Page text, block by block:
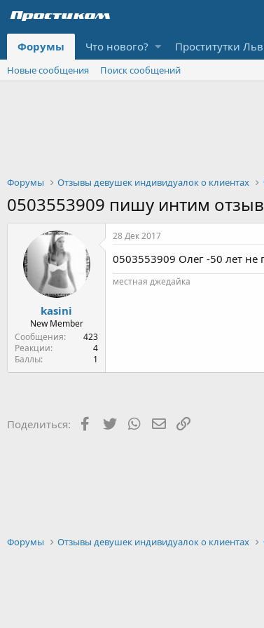
Форумы Что нового? Проститутки
Новые сообщения Поиск сообщений
Форумы Отзывы девушек индивидуалок о клиентах
0503553909 пишу интим отзыв
kasini
New Member
Сообщения
423
Реакции
4
Баллы
1
28 Дек 2017
0503553909 Олег -50 лет не
местная джедайка
Поделиться: Facebook
TwitterWhatsAppЭлектронная почта
Ссылка
Форумы Отзывы девушек индивидуалок о клиентах